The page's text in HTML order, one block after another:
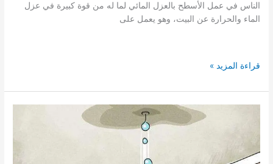
الناس في عمل الأسطح بالعزل المائي لما له من قوة كبيرة في عزل
الماء والحرارة عن البيت، وهو يعمل على
افضل
عزل
مائى
مائى
للاسطح
قراءة المزيد »